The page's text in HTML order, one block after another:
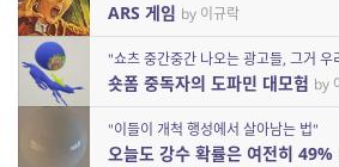
ARS 게임 by 이규락
숏폼 중독자의 도파민 대모험 by
"이들이 개척 행성에서 살아남는 법"
오늘도 강수 확률은 여전히 49%